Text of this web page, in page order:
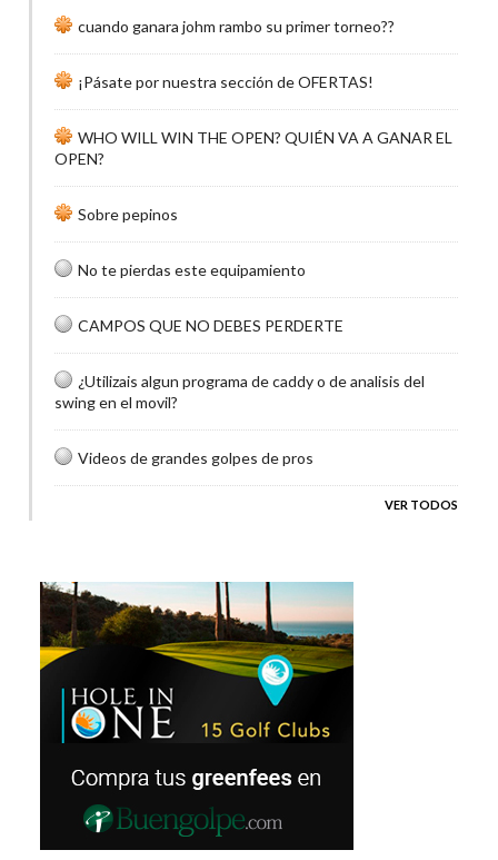
cuando ganara johm rambo su primer torneo??
¡Pásate por nuestra sección de OFERTAS!
WHO WILL WIN THE OPEN? QUIÉN VA A GANAR EL
OPEN?
Sobre pepinos
No te pierdas este equipamiento
CAMPOS QUE NO DEBES PERDERTE
¿Utilizais algun programa de caddy o de analisis del
swing en el movil?
Videos de grandes golpes de pros
VER TODOS